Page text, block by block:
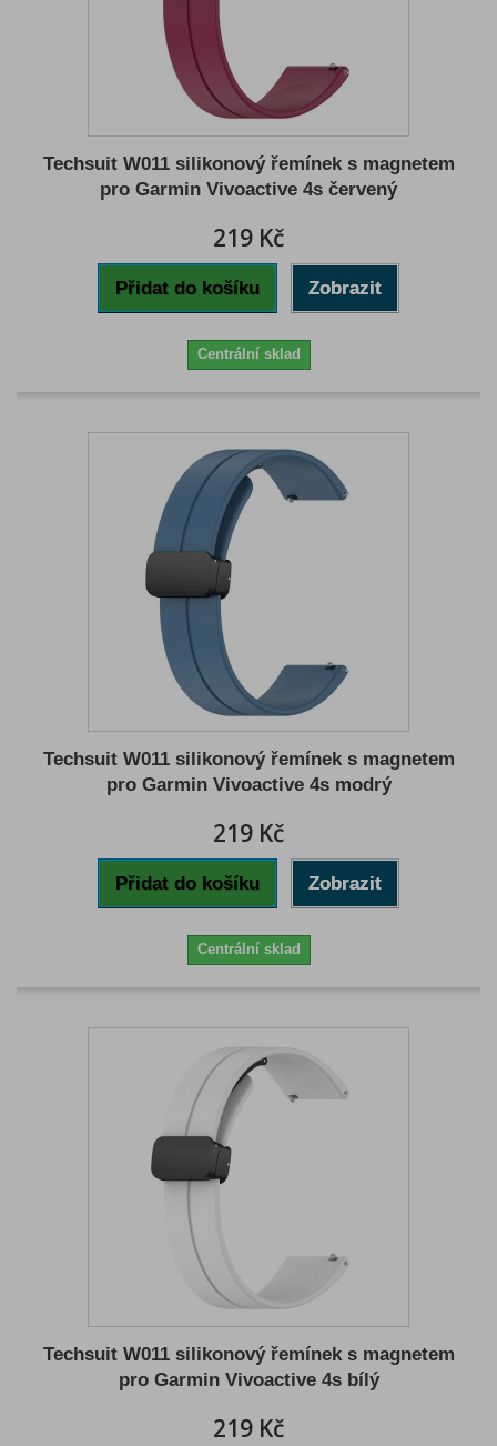
Techsuit W011 silikonový řemínek s magnetem
pro Garmin Vivoactive 4s červený
219 Kč
Přidat do košíku Zobrazit
Centrální sklad
Techsuit W011 silikonový řemínek s magnetem
pro Garmin Vivoactive 4s modrý
219 Kč
Přidat do košíku Zobrazit
Centrální sklad
Techsuit W011 silikonový řemínek s magnetem
pro Garmin Vivoactive 4s bílý
219 Kč